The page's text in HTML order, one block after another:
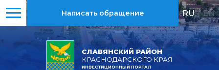
СЛАВЯНСКИЙ РАЙОН
КРАСНОДАРСКОГО КРАЯ
ИНВЕСТИЦИОННЫЙ ПОРТАЛ
Написать обращение RU | EN